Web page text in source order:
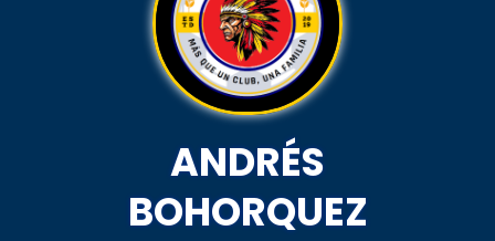
ANDRÉS
BOHORQUEZ